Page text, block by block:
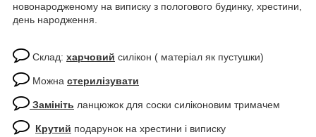
новонародженому на виписку з пологового будинку, хрестини,
день народження.
Склад: харчовий силікон ( матеріал як пустушки)
Можна стерилізувати
Замініть ланцюжок для соски силіконовим тримачем
Крутий подарунок на хрестини і виписку